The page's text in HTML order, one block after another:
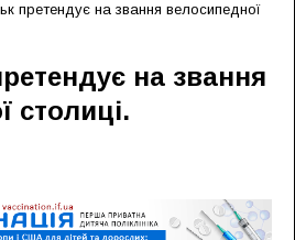
претендує на звання велосипедної
на звання
столиці.